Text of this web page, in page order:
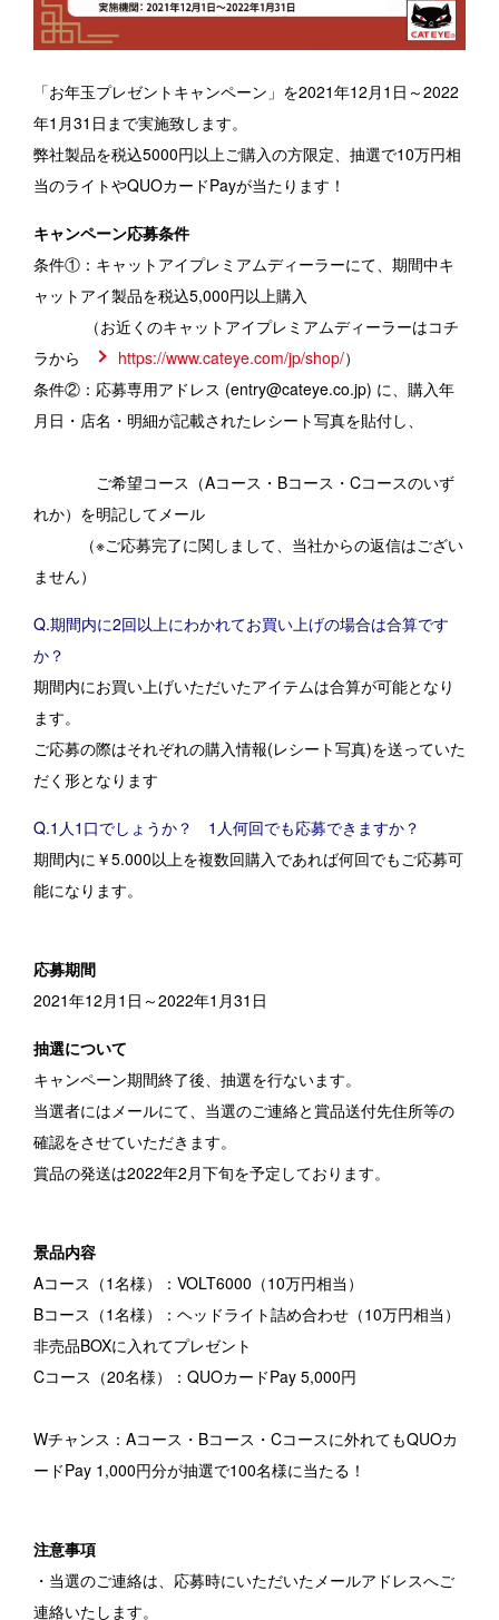
Select Country
日本
International USA
UK
Germany
「お年玉プレゼントキャンペーン」を2021年12月1日～2022
年1月31日まで実施致します。
弊社製品を税込5000円以上ご購入の方限定、抽選で10万円相
当のライトやQUOカードPayが当たります！
キャンペーン応募条件
条件①：キャットアイプレミアムディーラーにて、期間中キ
ャットアイ製品を税込5,000円以上購入
（お近くのキャットアイプレミアムディーラーはコチ
ラから
https://www.cateye.com/jp/shop/）
条件②：応募専用アドレス (entry@cateye.co.jp) に、購入年
月日・店名・明細が記載されたレシート写真を貼付し、
ご希望コース（Aコース・Bコース・Cコースのいず
れか）を明記してメール
（※ご応募完了に関しまして、当社からの返信はござい
ません）
Q.期間内に2回以上にわかれてお買い上げの場合は合算です
か？
期間内にお買い上げいただいたアイテムは合算が可能となり
ます。
ご応募の際はそれぞれの購入情報(レシート写真)を送っていた
だく形となります
Q.1人1口でしょうか？ 1人何回でも応募できますか？
期間内に￥5.000以上を複数回購入であれば何回でもご応募可
能になります。
応募期間
2021年12月1日～2022年1月31日
抽選について
キャンペーン期間終了後、抽選を行ないます。
当選者にはメールにて、当選のご連絡と賞品送付先住所等の
確認をさせていただきます。
賞品の発送は2022年2月下旬を予定しております。
景品内容
Aコース（1名様）：VOLT6000（10万円相当）
Bコース（1名様）：ヘッドライト詰め合わせ（10万円相当）
非売品BOXに入れてプレゼント
Cコース（20名様）：QUOカードPay 5,000円
Wチャンス：Aコース・Bコース・Cコースに外れてもQUOカ
ードPay 1,000円分が抽選で100名様に当たる！
注意事項
・当選のご連絡は、応募時にいただいたメールアドレスへご
連絡いたします。